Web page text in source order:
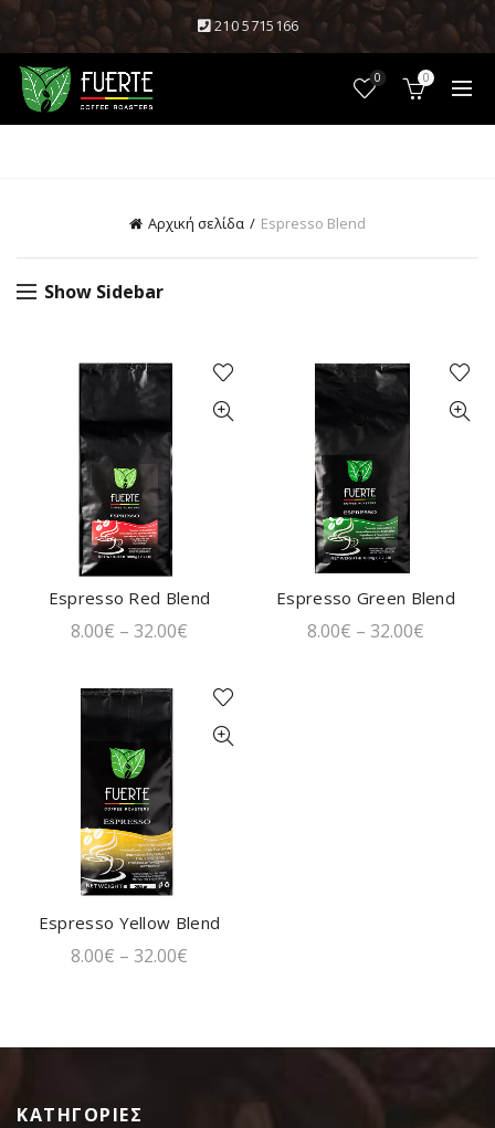
210 5715166
0 0
Αρχική σελίδα Espresso Blend
Show Sidebar
ΓΡΗΓΟΡΗ ΑΓΟΡΑ
Espresso Red Blend
8.00€ – 32.00€
ΓΡΗΓΟΡΗ ΑΓΟΡΑ
Espresso Green Blend
8.00€ – 32.00€
ΓΡΗΓΟΡΗ ΑΓΟΡΑ
Espresso Yellow Blend
8.00€ – 32.00€
ΚΑΤΗΓΟΡΙΕΣ